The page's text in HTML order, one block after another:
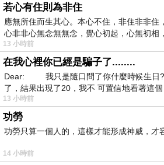
若心有住則為非住
應無所住而生其心。本心不住，非住非非住
心非非心無念無無念，覺心初起，心無初相
13 小時前
在我心裡你已經是騙子了........
Dear: 我只是隨口問了你什麼時候生日?
了，結果出現了20，我不 可置信地看著這個
13 小時前
功勞
功勞只算一個人的，這樣才能形成神威，才
14 小時前